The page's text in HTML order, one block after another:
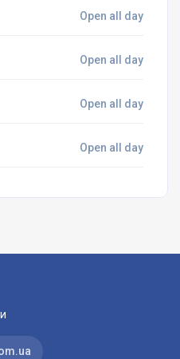
Open all day
Open all day
Open all day
Open all day